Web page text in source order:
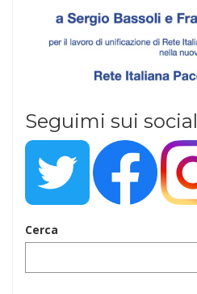
Seguimi sui social
Cerca